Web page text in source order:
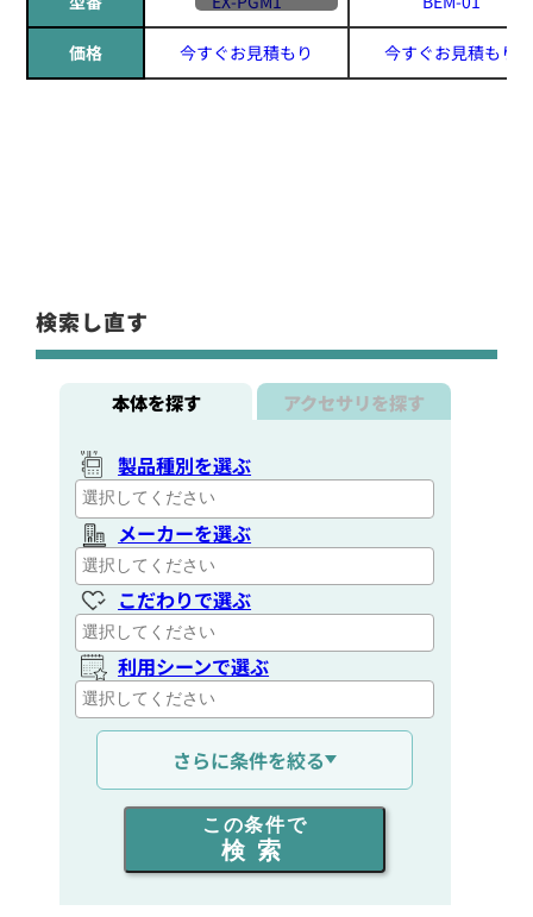
価格 今すぐお見積もり 今すぐお見積もり
検索し直す
本体を探す アクセサリを探す
製品種別を選ぶ
メーカーを選ぶ
こだわりで選ぶ
利用シーンで選ぶ
通信距離を選ぶ
出力を選ぶ
同時通話人数を選ぶ
さらに条件を絞る
この条件で
検索